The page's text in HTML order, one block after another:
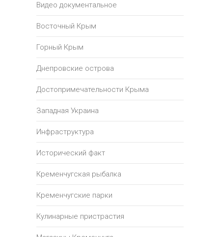
Видео документальное
Восточный Крым
Горный Крым
Днепровские острова
Достопримечательности Крыма
Западная Украина
Инфраструктура
Исторический факт
Кременчугская рыбалка
Кременчугские парки
Кулинарные пристрастия